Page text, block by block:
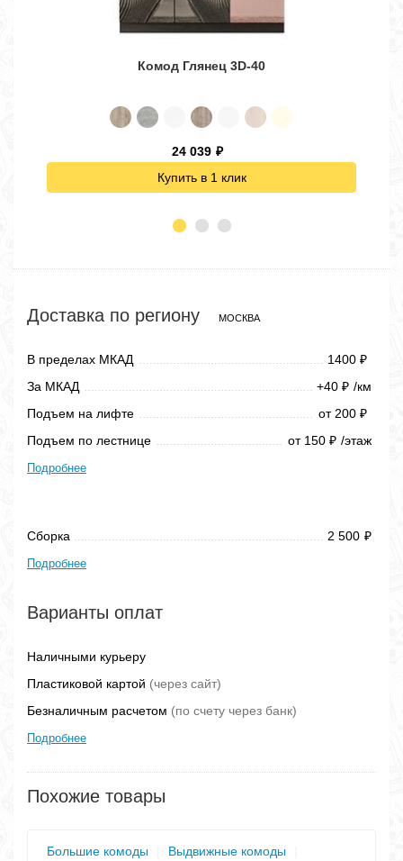
Комод Глянец 3D-40
24 039 ₽
Купить в 1 клик
Доставка по региону МОСКВА
В пределах МКАД 1400 ₽
За МКАД +40 ₽ /км
Подъем на лифте
от 200 ₽
Подъем по лестнице от 150 ₽ /этаж
Подробнее
Сборка 2 500 ₽
Подробнее
Варианты оплат
Наличными курьеру
Пластиковой картой (через сайт)
Безналичным расчетом (по счету через банк)
Подробнее
Похожие товары
Большие комоды Выдвижные комоды